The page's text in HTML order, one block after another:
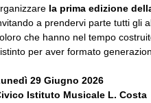
la prima edizione
a prendervi parte tutti gli
che hanno nel tempo
per aver formato
29 Giugno 2026
Istituto Musicale L. Costa